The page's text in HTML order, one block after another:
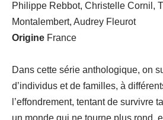
Philippe Rebbot, Christelle Cornil,
Montalembert, Audrey Fleurot
Origine France
Dans cette série anthologique, on
d’individus et de familles, à
l’effondrement, tentant de survivre
un monde qui ne tourne plus rond,